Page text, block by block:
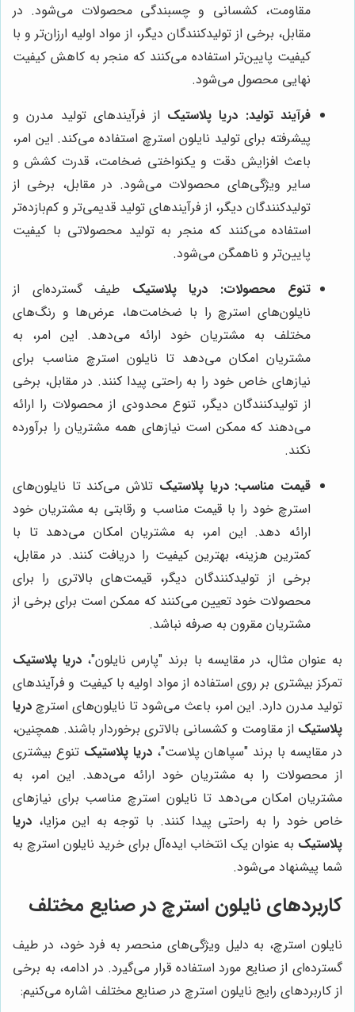
مقاومت، کشسانی و چسبندگی محصولات می‌شود. در
مقابل، برخی از تولیدکنندگان دیگر، از مواد اولیه ارزان‌تر و با
کیفیت پایین‌تر استفاده می‌کنند که منجر به کاهش کیفیت
نهایی محصول می‌شود.
فرآیند تولید: دریا پلاستیک از فرآیندهای تولید مدرن و
پیشرفته برای تولید نایلون استرچ استفاده می‌کند. این امر،
باعث افزایش دقت و یکنواختی ضخامت، قدرت کشش و
سایر ویژگی‌های محصولات می‌شود. در مقابل، برخی از
تولیدکنندگان دیگر، از فرآیندهای تولید قدیمی‌تر و کم‌بازده‌تر
استفاده می‌کنند که منجر به تولید محصولاتی با کیفیت
پایین‌تر و ناهمگن می‌شود.
تنوع محصولات:
دریا پلاستیک طیف گسترده‌ای از
نایلون‌های استرچ را با ضخامت‌ها، عرض‌ها و رنگ‌های
مختلف به مشتریان خود ارائه می‌دهد. این امر، به
مشتریان امکان می‌دهد تا نایلون استرچ مناسب برای
نیازهای خاص خود را به راحتی پیدا کنند. در مقابل، برخی
از تولیدکنندگان دیگر، تنوع محدودی از محصولات را ارائه
می‌دهند که ممکن است نیازهای همه مشتریان را برآورده
نکند.
قیمت مناسب: دریا پلاستیک تلاش می‌کند تا نایلون‌های
استرچ خود را با قیمت مناسب و رقابتی به مشتریان خود
ارائه دهد. این امر، به مشتریان امکان می‌دهد تا با
کمترین هزینه، بهترین کیفیت را دریافت کنند. در مقابل،
برخی از تولیدکنندگان دیگر، قیمت‌های بالاتری را برای
محصولات خود تعیین می‌کنند که ممکن است برای برخی از
مشتریان مقرون به صرفه نباشد.
به عنوان مثال، در مقایسه با برند "پارس نایلون"، دریا پلاستیک
تمرکز بیشتری بر روی استفاده از مواد اولیه با کیفیت و فرآیندهای
تولید مدرن دارد. این امر، باعث می‌شود تا نایلون‌های استرچ دریا
پلاستیک از مقاومت و کشسانی بالاتری برخوردار باشند. همچنین،
در مقایسه با برند "سپاهان پلاست"، دریا پلاستیک تنوع بیشتری
از محصولات را به مشتریان خود ارائه می‌دهد. این امر، به
مشتریان امکان می‌دهد تا نایلون استرچ مناسب برای نیازهای
خاص خود را به راحتی پیدا کنند. با توجه به این مزایا، دریا
پلاستیک به عنوان یک انتخاب ایده‌آل برای خرید نایلون استرچ به
شما پیشنهاد می‌شود.
کاربردهای نایلون استرچ در صنایع مختلف
نایلون استرچ، به دلیل ویژگی‌های منحصر به فرد خود، در طیف
گسترده‌ای از صنایع مورد استفاده قرار می‌گیرد. در ادامه، به برخی
از کاربردهای رایج نایلون استرچ در صنایع مختلف اشاره می‌کنیم: